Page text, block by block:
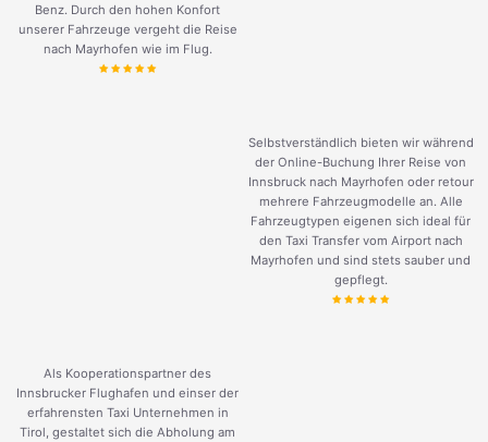
Benz. Durch den hohen Konfort
unserer Fahrzeuge vergeht die Reise
nach Mayrhofen wie im Flug.
Selbstverständlich bieten wir während
der Online-Buchung Ihrer Reise von
Innsbruck nach Mayrhofen oder retour
mehrere Fahrzeugmodelle an. Alle
Fahrzeugtypen eigenen sich ideal für
den Taxi Transfer vom Airport nach
Mayrhofen und sind stets sauber und
gepflegt.
Als Kooperationspartner des
Innsbrucker Flughafen und einser der
erfahrensten Taxi Unternehmen in
Tirol, gestaltet sich die Abholung am